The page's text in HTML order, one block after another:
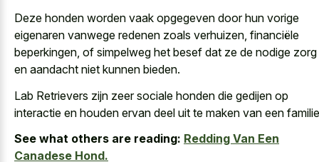
Deze honden worden vaak opgegeven door hun vorige
eigenaren vanwege redenen zoals verhuizen, financiële
beperkingen, of simpelweg het besef dat ze de nodige zorg
en aandacht niet kunnen bieden.
Lab Retrievers zijn zeer sociale honden die gedijen op
interactie en houden ervan deel uit te maken van een
See what others are reading: Redding Van Een
Canadese Hond.